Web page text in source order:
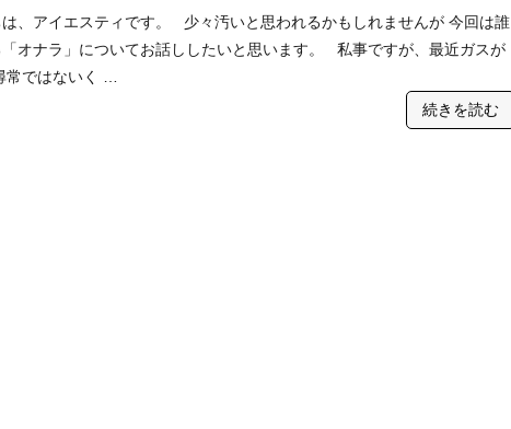
は、アイエスティです。 少々汚いと思われるかもしれませんが 今回は誰
「オナラ」についてお話ししたいと思います。 私事ですが、最近ガスが
常ではないく …
続きを読む